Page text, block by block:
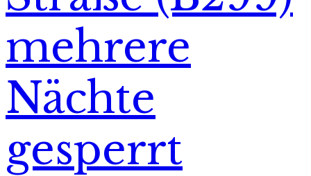
mehrere
Nächte
gesperrt